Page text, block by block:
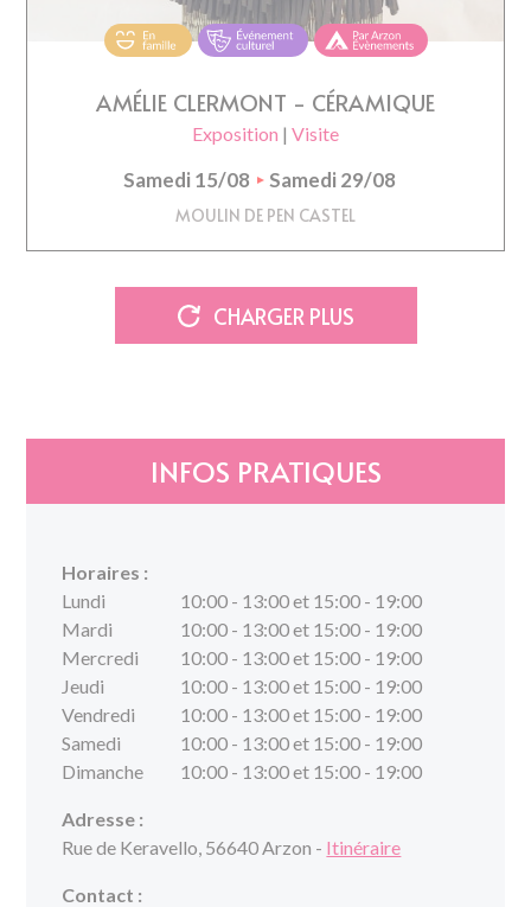
AMÉLIE CLERMONT - CÉRAMIQUE
Exposition | Visite
Samedi 15/08 Samedi 29/08
MOULIN DE PEN CASTEL
CHARGER PLUS
INFOS PRATIQUES
Horaires :
Lundi
10:00 - 13:00 et 15:00 - 19:00
Mardi
10:00 - 13:00 et 15:00 - 19:00
Mercredi
10:00 - 13:00 et 15:00 - 19:00
Jeudi
10:00 - 13:00 et 15:00 - 19:00
Vendredi
10:00 - 13:00 et 15:00 - 19:00
Samedi
10:00 - 13:00 et 15:00 - 19:00
Dimanche
10:00 - 13:00 et 15:00 - 19:00
Adresse :
Rue de Keravello, 56640 Arzon - Itinéraire
Contact :